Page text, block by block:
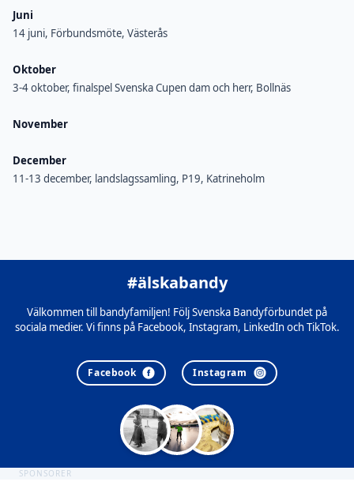
Juni
14 juni, Förbundsmöte, Västerås
Oktober
3-4 oktober, finalspel Svenska Cupen dam och herr, Bollnäs
November
December
11-13 december, landslagssamling, P19, Katrineholm
#älskabandy
Välkommen till bandyfamiljen! Följ Svenska Bandyförbundet på
sociala medier. Vi finns på Facebook, Instagram, LinkedIn och TikTok.
Facebook Instagram
SPONSORER